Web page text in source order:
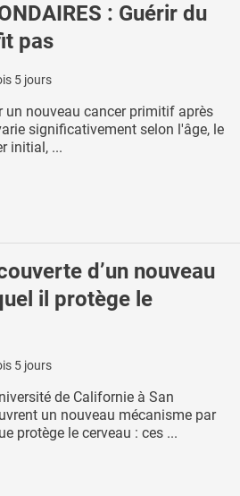
: Guérir du
pas
5 jours
un nouveau cancer primitif après
significativement selon l'âge, le
initial, ...
d’un nouveau
il protège le
5 jours
de Californie à San
un nouveau mécanisme par
protège le cerveau : ces ...